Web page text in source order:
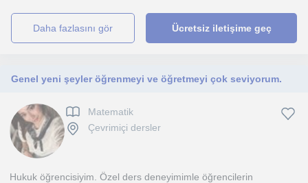
daha fazlasını gör Ücretsiz iletişime geç
Genel yeni şeyler öğrenmeyi ve öğretmeyi çok seviyorum.
Matematik
Çevrimiçi dersler
Hukuk öğrencisiyim. Özel ders deneyimimle öğrencilerin